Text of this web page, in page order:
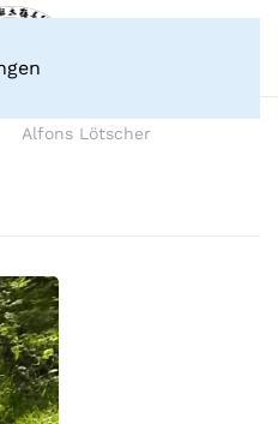
Alfons Lötscher